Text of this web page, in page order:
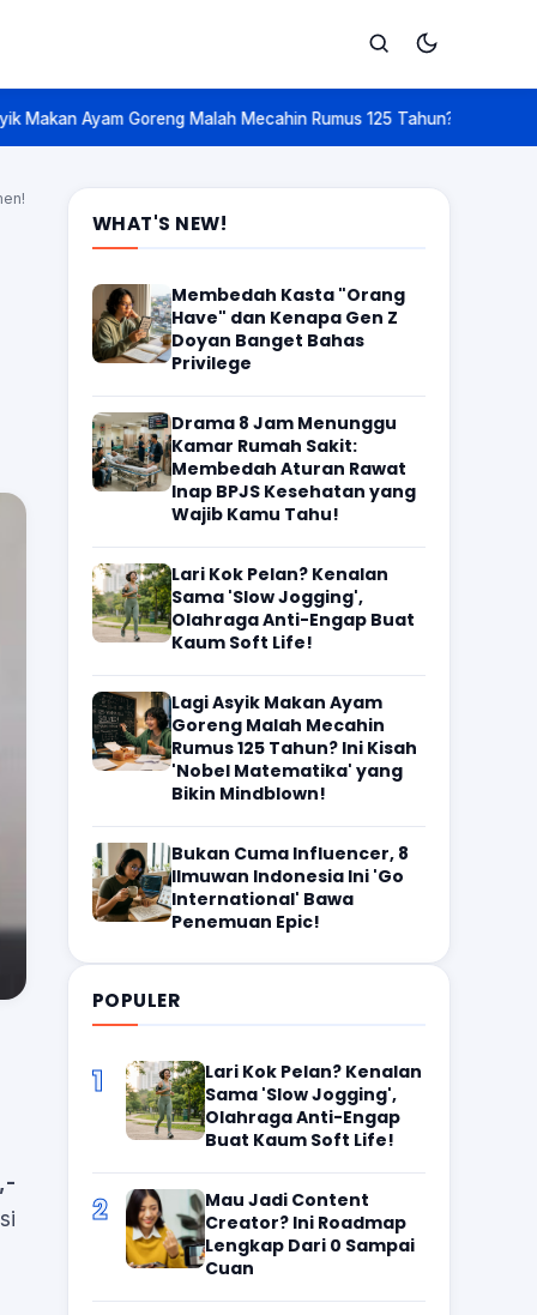
Mecahin Rumus 125 Tahun? Ini Kisah 'Nobel Matematika' yang
WHAT'S NEW!
Membedah Kasta "Orang
Have" dan Kenapa Gen Z
Doyan Banget Bahas
Privilege
Drama 8 Jam Menunggu
Kamar Rumah Sakit:
Membedah Aturan Rawat
Inap BPJS Kesehatan yang
Wajib Kamu Tahu!
Lari Kok Pelan? Kenalan
Sama 'Slow Jogging',
Olahraga Anti-Engap Buat
Kaum Soft Life!
Lagi Asyik Makan Ayam
Goreng Malah Mecahin
Rumus 125 Tahun? Ini Kisah
'Nobel Matematika' yang
Bikin Mindblown!
Bukan Cuma Influencer, 8
Ilmuwan Indonesia Ini 'Go
International' Bawa
Penemuan Epic!
POPULER
1
Lari Kok Pelan? Kenalan
Sama 'Slow Jogging',
Olahraga Anti-Engap
Buat Kaum Soft Life!
2
Mau Jadi Content
Creator? Ini Roadmap
Lengkap Dari 0 Sampai
Cuan